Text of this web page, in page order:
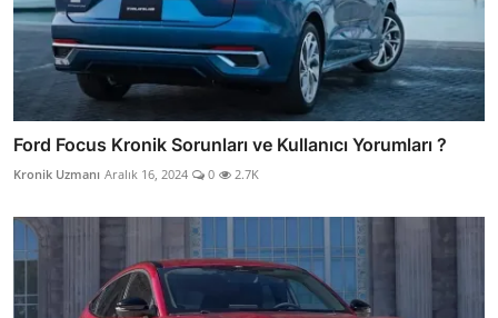
Ford Focus Kronik Sorunları ve Kullanıcı Yorumları ?
Kronik Uzmanı Aralık 16, 2024 0 2.7K